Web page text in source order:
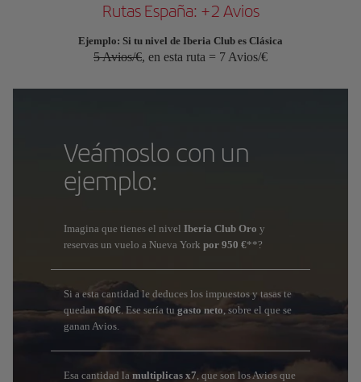
Rutas España: +2 Avios
Ejemplo: Si tu nivel de Iberia Club es Clásica
5 Avios/€, en esta ruta = 7 Avios/€
Veámoslo con un
ejemplo:
Imagina que tienes el nivelIberia Club Oro y
reservas un vuelo a Nueva Yorkpor 950 €**?
Si a esta cantidad le deduces los impuestos y tasas te
quedan860€. Ese sería tugasto neto, sobre el que se
ganan Avios.
Esa cantidad lamultiplicas x7, que son los Avios que